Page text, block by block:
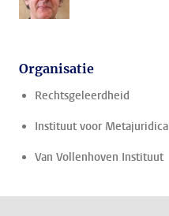
Organisatie
Rechtsgeleerdheid
Instituut voor Metajuridica
Van Vollenhoven Instituut